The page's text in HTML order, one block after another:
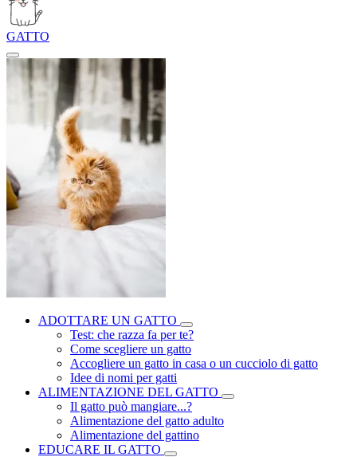
GATTO
ADOTTARE UN GATTO
Test: che razza fa per te?
Come scegliere un gatto
Accogliere un gatto in casa o un cucciolo di gatto
Idee di nomi per gatti
ALIMENTAZIONE DEL GATTO
Il gatto può mangiare...?
Alimentazione del gatto adulto
Alimentazione del gattino
EDUCARE IL GATTO